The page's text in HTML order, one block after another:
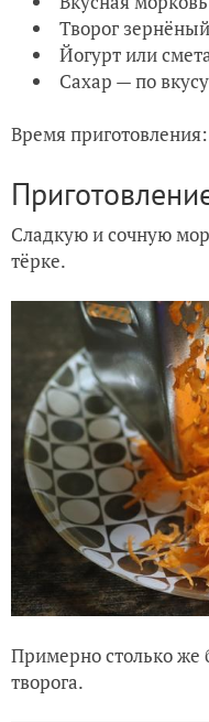
Творог
Йогурт или
Сахар — по вкусу
Время
Сладкую и сочную
тёрке.
Примерно столько же
творога.